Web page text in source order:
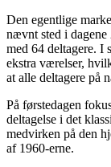
Den egentlige
nævnt sted i dagene
med 64 deltagere. I
ekstra værelser,
at alle deltagere på
På førstedagen
deltagelse i det
medvirken på den
af 1960-erne.